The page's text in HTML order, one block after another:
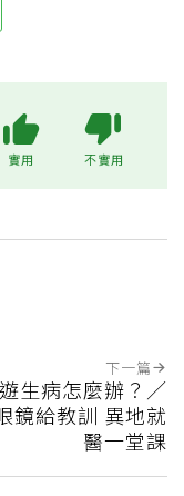
實用 不實用
下一篇
生病怎麼辦？／
鏡給教訓 異地就
醫一堂課